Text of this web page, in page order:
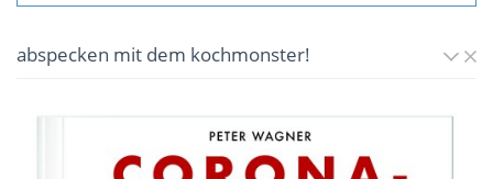
abspecken mit dem kochmonster!